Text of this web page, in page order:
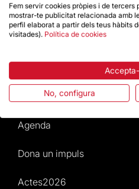
Preguntes freqüents
Atenció al Visitant
Normativa i condicions de
Notícies i Actualitat
Agenda
Dona un impuls
Actes2026
Fem servir cookies pròpies i de
mostrar-te publicitat relacionada amb
perfil elaborat a partir dels teus hàbits
visitades). Política de cookies
No, configura